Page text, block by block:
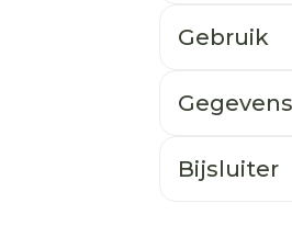
Gebruik
Gegevens
Bijsluiter